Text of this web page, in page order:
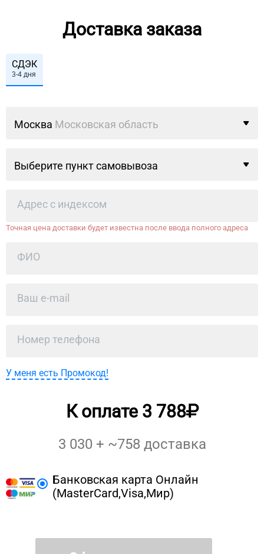
Доставка заказа
СДЭК
3-4 дня
Москва Московская область
Выберите пункт самовывоза
Точная цена доставки будет известна после ввода полного адреса
У меня есть Промокод!
К оплате 3 788
3 030 + ~758 доставка
Банковская карта Онлайн
(MasterCard,Visa,Мир)